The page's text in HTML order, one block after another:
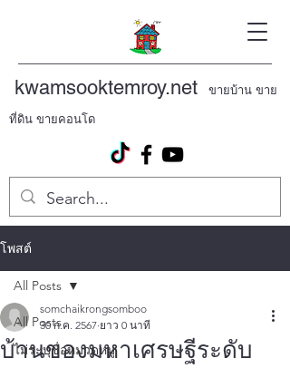
kwamsooktemroy.net ขายบ้าน ขาย
ที่ดิน ขายคอนโด
โพสต์
All Posts
ไม่ระบุชื่อหมวดหมู่
All Posts
บ้านของมหาเศรษฐีระดับ
somchaikrongsomboo
30 ก.ค. 2567 ยาว 0 นาที